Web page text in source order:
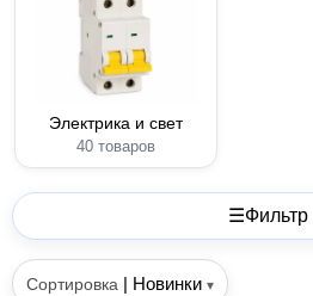
Электрика и свет
40 товаров
☰Фильтр
Сортировка | Новинки ▾